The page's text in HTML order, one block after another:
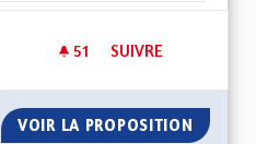
51 51 ABONNÉS
SUIVRE
VOIR LA PROPOSITION